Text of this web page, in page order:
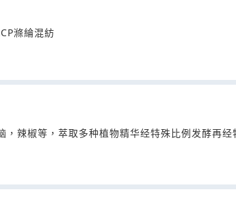
滌綸混紡
，辣椒等，萃取多种植物精华经特殊比例发酵再经